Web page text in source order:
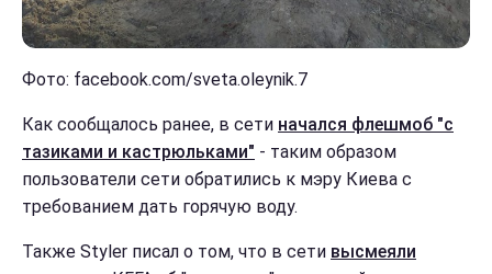
Фото: facebook.com/sveta.oleynik.7
Как сообщалось ранее, в сети начался флешмоб "с
тазиками и кастрюльками" - таким образом
пользователи сети обратились к мэру Киева с
требованием дать горячую воду.
Также Styler писал о том, что в сети высмеяли